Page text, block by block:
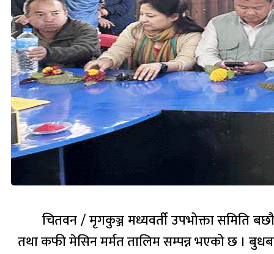
चितवन / मृगकुञ्ज मध्यवर्ती उपभोक्ता समिति
तथा कफी मेसिन मर्मत तालिम सम्पन्न भएको छ ।